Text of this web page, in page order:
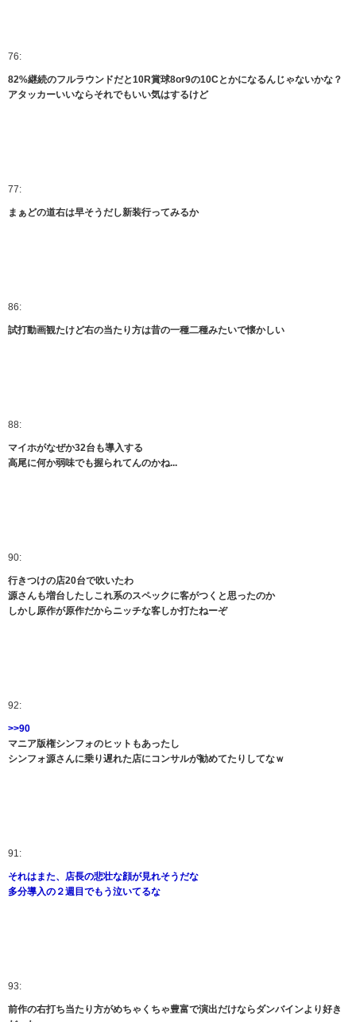
76:
82%継続のフルラウンドだと10R賞球8or9の10Cとかになるんじゃないかな？
アタッカーいいならそれでもいい気はするけど
77:
まぁどの道右は早そうだし新装行ってみるか
86:
試打動画観たけど右の当たり方は昔の一種二種みたいで懐かしい
88:
マイホがなぜか32台も導入する
高尾に何か弱味でも握られてんのかね...
90:
行きつけの店20台で吹いたわ
源さんも増台したしこれ系のスペックに客がつくと思ったのか
しかし原作が原作だからニッチな客しか打たねーぞ
92:
>>90
マニア版権シンフォのヒットもあったし
シンフォ源さんに乗り遅れた店にコンサルが勧めてたりしてなｗ
91:
それはまた、店長の悲壮な顔が見れそうだな
多分導入の２週目でもう泣いてるな
93:
前作の右打ち当たり方がめちゃくちゃ豊富で演出だけならダンバインより好き